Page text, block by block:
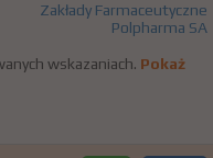
Zakłady Farmaceutyczne
Polpharma SA
wskazaniach. Pokaż